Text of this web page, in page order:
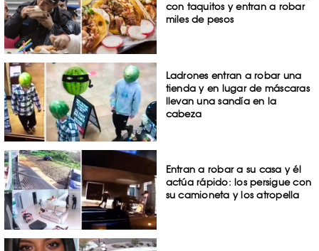
con taquitos y entran a robar
miles de pesos
Ladrones entran a robar una
tienda y en lugar de máscaras
llevan una sandía en la
cabeza
Entran a robar a su casa y él
actúa rápido: los persigue con
su camioneta y los atropella